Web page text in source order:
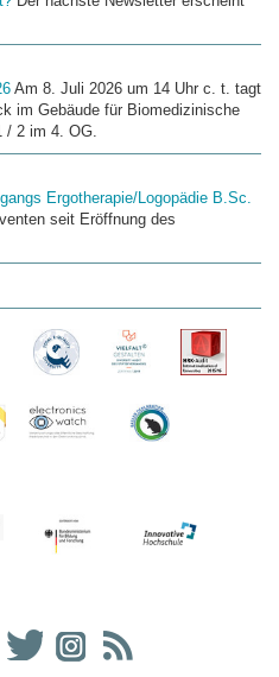
Am 8. Juli 2026 um 14 Uhr c. t. tagt
im Gebäude für Biomedizinische
/ 2 im 4. OG.
Ergotherapie/Logopädie B.Sc.
seit Eröffnung des